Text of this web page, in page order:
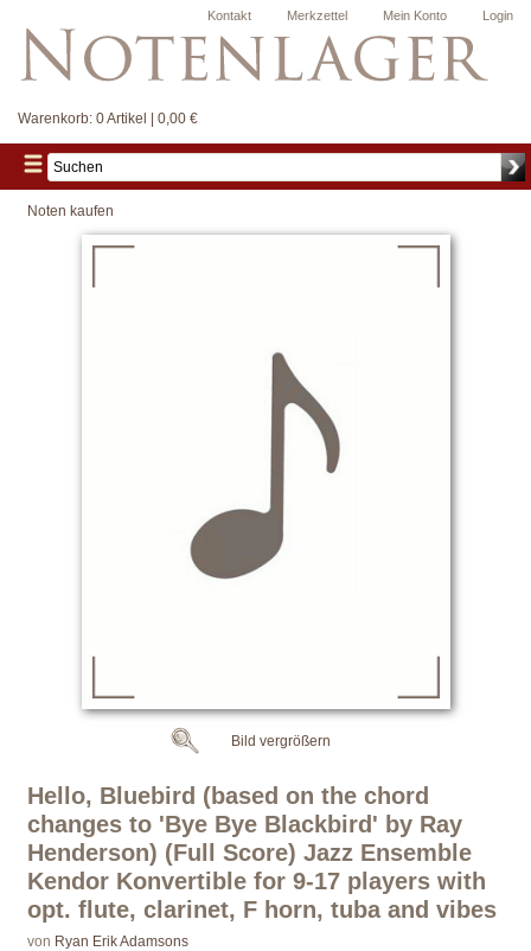
Login
Mein Konto
Merkzettel
Kontakt
Warenkorb: 0 Artikel | 0,00 €
Noten kaufen
Hello, Bluebird (based on the chord
changes to 'Bye Bye Blackbird' by Ray
Henderson) (Full Score) Jazz Ensemble
Kendor Konvertible for 9-17 players with
opt. flute, clarinet, F horn, tuba and vibes
von Ryan Erik Adamsons
Bild vergrößern